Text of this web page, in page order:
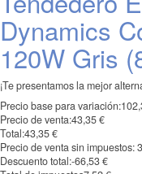
Dynamics
120W Gris
¡Te presentamos la mejor
Precio base para variación:
Precio de venta:43,35 €
Total:43,35 €
Precio de venta sin impuestos:
Descuento total:-66,53 €